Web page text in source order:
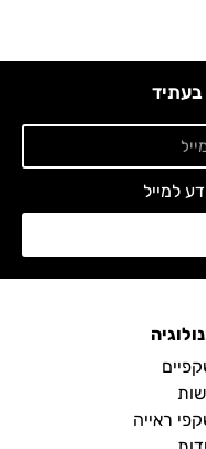
בעתיד
למייל
ראייה